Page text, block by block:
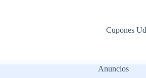
Cupones
Anuncios